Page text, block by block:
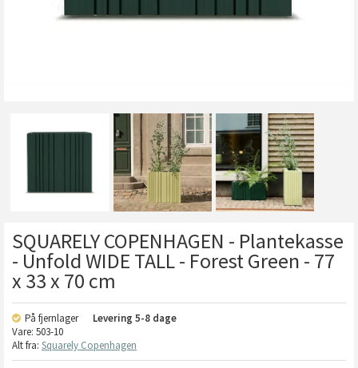
SQUARELY COPENHAGEN - Plantekasse
- Unfold WIDE TALL - Forest Green - 77
x 33 x 70 cm
På fjernlager Levering 5-8 dage
Vare: 503-10
Alt fra: Squarely Copenhagen